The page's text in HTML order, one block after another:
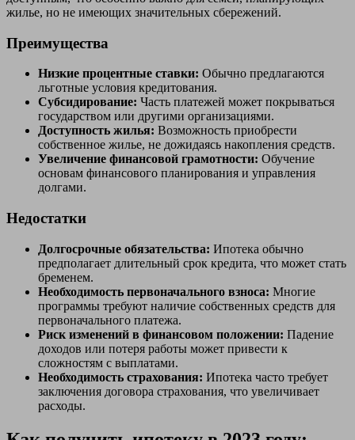
жилье, но не имеющих значительных сбережений.
Преимущества
Низкие процентные ставки: Обычно предлагаются
льготные условия кредитования.
Субсидирование: Часть платежей может покрываться
государством или другими организациями.
Доступность жилья: Возможность приобрести
собственное жилье, не дожидаясь накопления средств.
Увеличение финансовой грамотности: Обучение
основам финансового планирования и управления
долгами.
Недостатки
Долгосрочные обязательства: Ипотека обычно
предполагает длительный срок кредита, что может стать
бременем.
Необходимость первоначального взноса: Многие
программы требуют наличие собственных средств для
первоначального платежа.
Риск изменений в финансовом положении: Падение
доходов или потеря работы может привести к
сложностям с выплатами.
Необходимость страхования: Ипотека часто требует
заключения договора страхования, что увеличивает
расходы.